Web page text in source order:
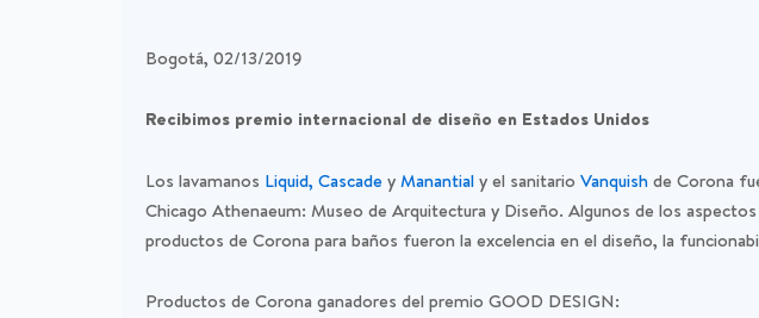
Bogotá, 02/13/2019
Recibimos premio internacional de diseño en Estados Unidos
Los lavamanos Liquid, CascadeyManantialy el sanitario Vanquishde Corona
Chicago Athenaeum: Museo de Arquitectura y Diseño. Algunos de los
productos de Corona para baños fueron la excelencia en el diseño, la
Productos de Corona ganadores del premio GOOD DESIGN: